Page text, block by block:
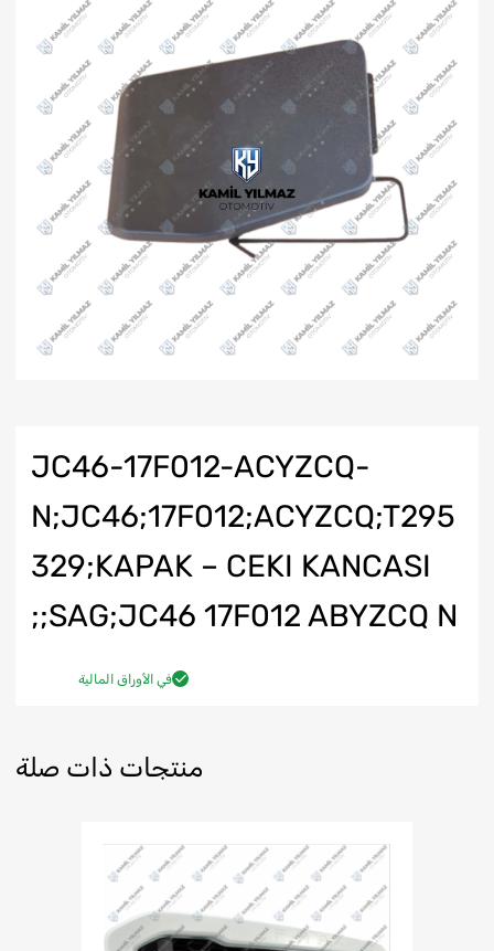
JC46-17F012-ACYZCQ-
N;JC46;17F012;ACYZCQ;T295
329;KAPAK – CEKI KANCASI
SAG;JC46 17F012 ABYZCQ N;;
في الأوراق المالية
منتجات ذات صلة